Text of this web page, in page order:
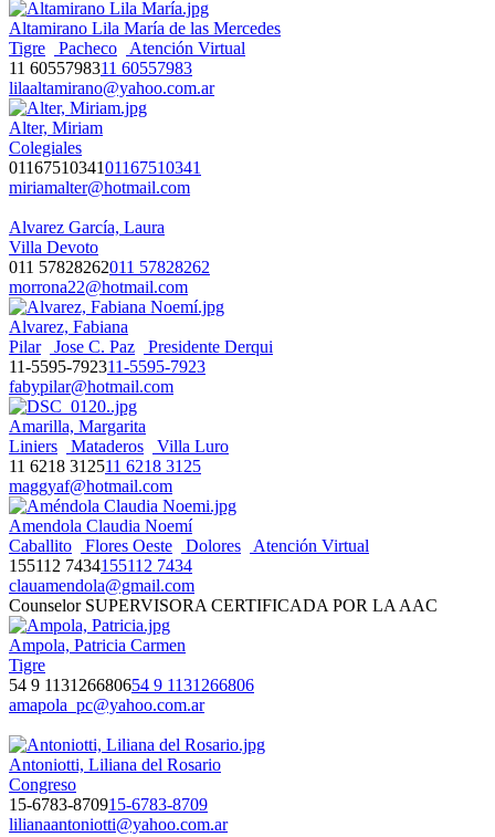
Altamirano Lila María de las Mercedes
Tigre
Pacheco
Atención Virtual
11 6055798311 60557983
lilaaltamirano@yahoo.com.ar
Alter, Miriam
Colegiales
0116751034101167510341
miriamalter@hotmail.com
Alvarez García, Laura
Villa Devoto
011 57828262011 57828262
morrona22@hotmail.com
Alvarez, Fabiana
Pilar
Jose C. Paz
Presidente Derqui
11-5595-792311-5595-7923
fabypilar@hotmail.com
Amarilla, Margarita
Liniers
Mataderos
Villa Luro
11 6218 312511 6218 3125
maggyaf@hotmail.com
Amendola Claudia Noemí
Caballito
Flores Oeste Dolores
Atención Virtual
155112 7434155112 7434
clauamendola@gmail.com
Counselor SUPERVISORA CERTIFICADA POR LA AAC
Ampola, Patricia Carmen
Tigre
54 9 113126680654 9 1131266806
amapola_pc@yahoo.com.ar
Antoniotti, Liliana del Rosario
Congreso
15-6783-870915-6783-8709
lilianaantoniotti@yahoo.com.ar